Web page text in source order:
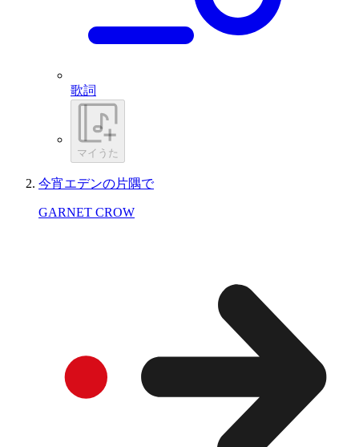
歌詞
マイうた
今宵エデンの片隅で
GARNET CROW